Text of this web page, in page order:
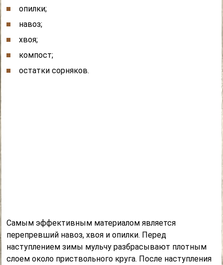
опилки;
навоз;
хвоя;
компост;
остатки сорняков.
Самым эффективным материалом является
перепревший навоз, хвоя и опилки. Перед
наступлением зимы мульчу разбрасывают плотным
слоем около приствольного круга. После наступления